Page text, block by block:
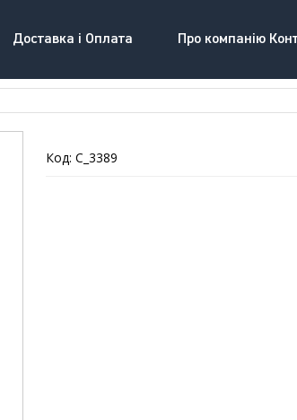
Доставка і Оплата Про компанію
Код: C_3389